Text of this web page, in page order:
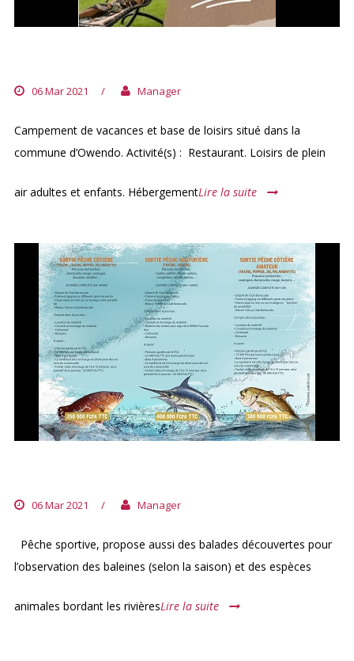
06 Mar 2021 / Manager
Campement de vacances et base de loisirs situé dans la
commune d’Owendo. Activité(s) : Restaurant. Loisirs de plein
air adultes et enfants. HébergementLire la suite
06 Mar 2021 / Manager
Pêche sportive, propose aussi des balades découvertes pour
l’observation des baleines (selon la saison) et des espèces
animales bordant les rivièresLire la suite